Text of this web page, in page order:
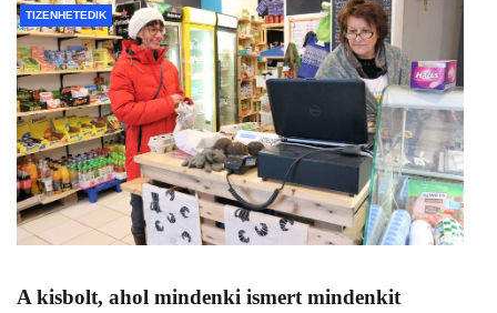
TIZENHETEDIK
A kisbolt, ahol mindenki ismert mindenkit